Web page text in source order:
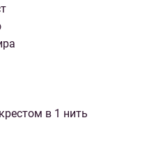
в 1 нить